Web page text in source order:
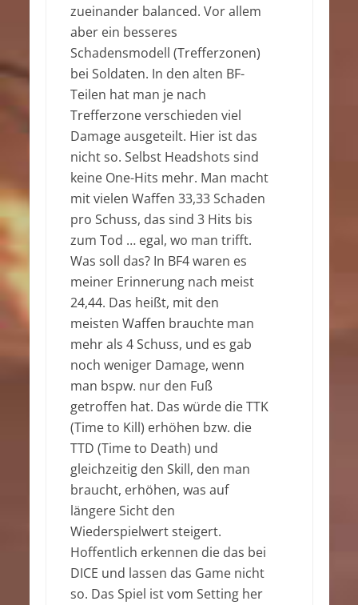
zueinander balanced. Vor allem
aber ein besseres
Schadensmodell (Trefferzonen)
bei Soldaten. In den alten BF-
Teilen hat man je nach
Trefferzone verschieden viel
Damage ausgeteilt. Hier ist das
nicht so. Selbst Headshots sind
keine One-Hits mehr. Man macht
mit vielen Waffen 33,33 Schaden
pro Schuss, das sind 3 Hits bis
zum Tod … egal, wo man trifft.
Was soll das? In BF4 waren es
meiner Erinnerung nach meist
24,44. Das heißt, mit den
meisten Waffen brauchte man
mehr als 4 Schuss, und es gab
noch weniger Damage, wenn
man bspw. nur den Fuß
getroffen hat. Das würde die TTK
(Time to Kill) erhöhen bzw. die
TTD (Time to Death) und
gleichzeitig den Skill, den man
braucht, erhöhen, was auf
längere Sicht den
Wiederspielwert steigert.
Hoffentlich erkennen die das bei
DICE und lassen das Game nicht
so. Das Spiel ist vom Setting her